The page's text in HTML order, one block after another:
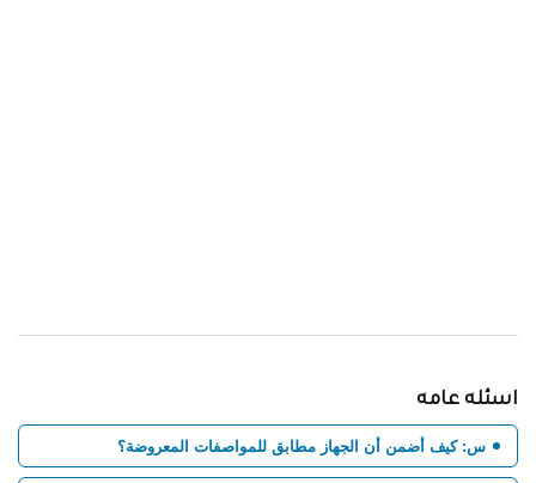
اسئله عامه
س: كيف أضمن أن الجهاز مطابق للمواصفات المعروضة؟